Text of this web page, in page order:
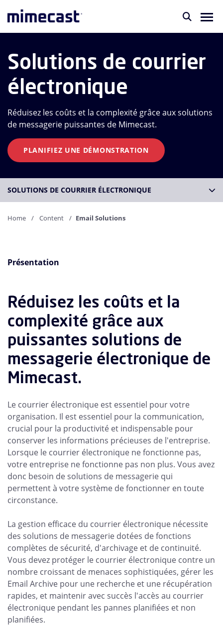
Solutions de courrier
électronique
Réduisez les coûts et la complexité grâce aux solutions
de messagerie puissantes de Mimecast.
PLANIFIEZ UNE DÉMONSTRATION
SOLUTIONS DE COURRIER ÉLECTRONIQUE
Home Content Email Solutions
Présentation
Réduisez les coûts et la
complexité grâce aux
puissantes solutions de
messagerie électronique de
Mimecast.
Le courrier électronique est essentiel pour votre
organisation. Il est essentiel pour la communication,
crucial pour la productivité et indispensable pour
conserver les informations précieuses de l'entreprise.
Lorsque le courrier électronique ne fonctionne pas,
votre entreprise ne fonctionne pas non plus. Vous avez
donc besoin de solutions de messagerie qui
permettent à votre système de fonctionner en toute
circonstance.
La gestion efficace du courrier électronique nécessite
des solutions de messagerie dotées de fonctions
complètes de sécurité, d'archivage et de continuité.
Vous devez protéger le courrier électronique contre un
nombre croissant de menaces sophistiquées, gérer les
Email Archive pour une recherche et une récupération
rapides, et maintenir avec succès l'accès au courrier
électronique pendant les pannes planifiées et non
planifiées.